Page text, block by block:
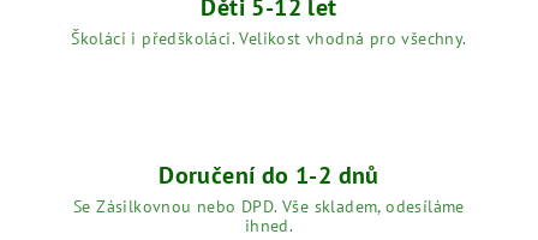
Děti 5-12 let
Školáci i předškoláci. Velikost vhodná pro všechny.
Doručení do 1-2 dnů
Se Zásilkovnou nebo DPD. Vše skladem, odesíláme
ihned.